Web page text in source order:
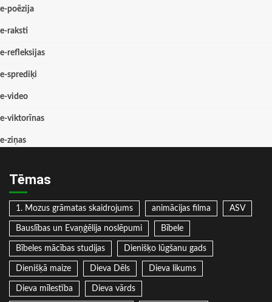
e-poēzija
e-raksti
e-refleksijas
e-sprediķi
e-video
e-viktorīnas
e-ziņas
Tēmas
1. Mozus grāmatas skaidrojums animācijas filma ASV
Bauslības un Evaņģēlija noslēpumi Bībele
Bībeles mācības studijas Dienišķo lūgšanu gads
Dienišķā maize Dieva Dēls Dieva likums
Dieva mīlestība Dieva vārds